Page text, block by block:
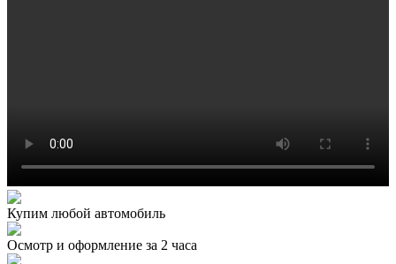
Купим любой автомобиль
Осмотр и оформление за 2 часа